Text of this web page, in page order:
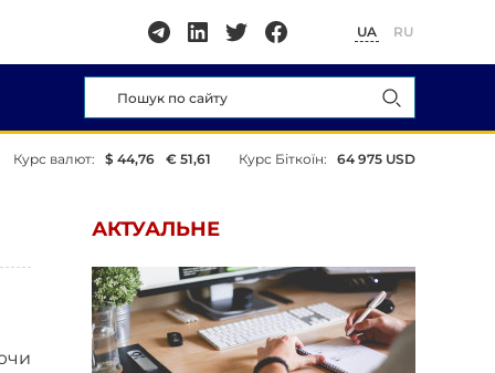
UA RU
Курс валют: $ 44,76 € 51,61 Курс Біткоїн: 64 975 USD
АКТУАЛЬНЕ